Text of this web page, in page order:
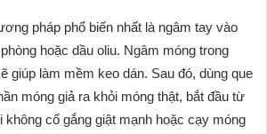
pháp phổ biến nhất là ngâm tay vào
hoặc dầu oliu. Ngâm móng trong
giúp làm mềm keo dán. Sau đó, dùng que
móng giả ra khỏi móng thật, bắt đầu từ
không cố gắng giật mạnh hoặc cạy móng